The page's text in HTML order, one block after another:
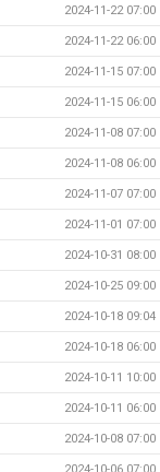
2024-11-22 07:00
2024-11-22 06:00
2024-11-15 07:00
2024-11-15 06:00
2024-11-08 07:00
2024-11-08 06:00
2024-11-07 07:00
2024-11-01 07:00
2024-10-31 08:00
2024-10-25 09:00
2024-10-18 09:04
2024-10-18 06:00
2024-10-11 10:00
2024-10-11 06:00
2024-10-08 07:00